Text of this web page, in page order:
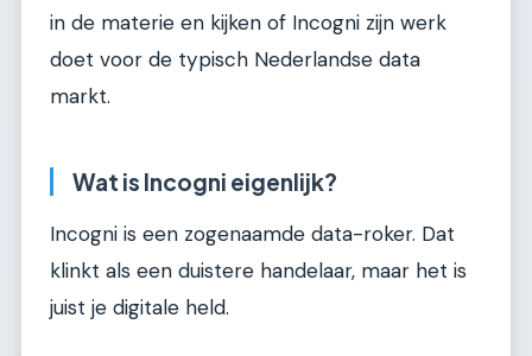
in de materie en kijken of Incogni zijn werk
doet voor de typisch Nederlandse data
markt.
Wat is Incogni eigenlijk?
Incogni is een zogenaamde data-roker. Dat
klinkt als een duistere handelaar, maar het is
juist je digitale held.